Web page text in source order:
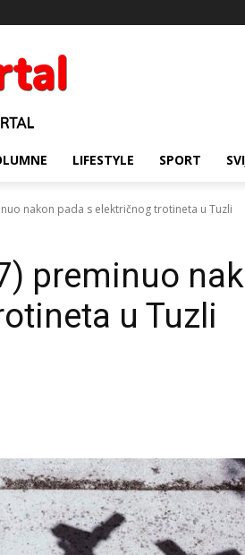
LIFESTYLE SPORT
nakon pada s električnog trotineta u Tuzli
preminuo
u Tuzli